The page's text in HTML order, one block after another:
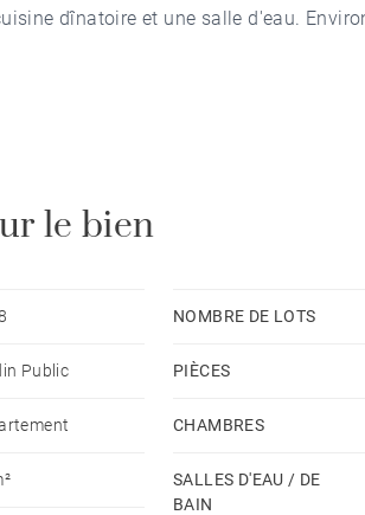
dînatoire et une salle d'eau.
le bien
Public
NOMBRE DE LOTS
PIÈCES
CHAMBRES
SALLES D'EAU / DE
BAIN